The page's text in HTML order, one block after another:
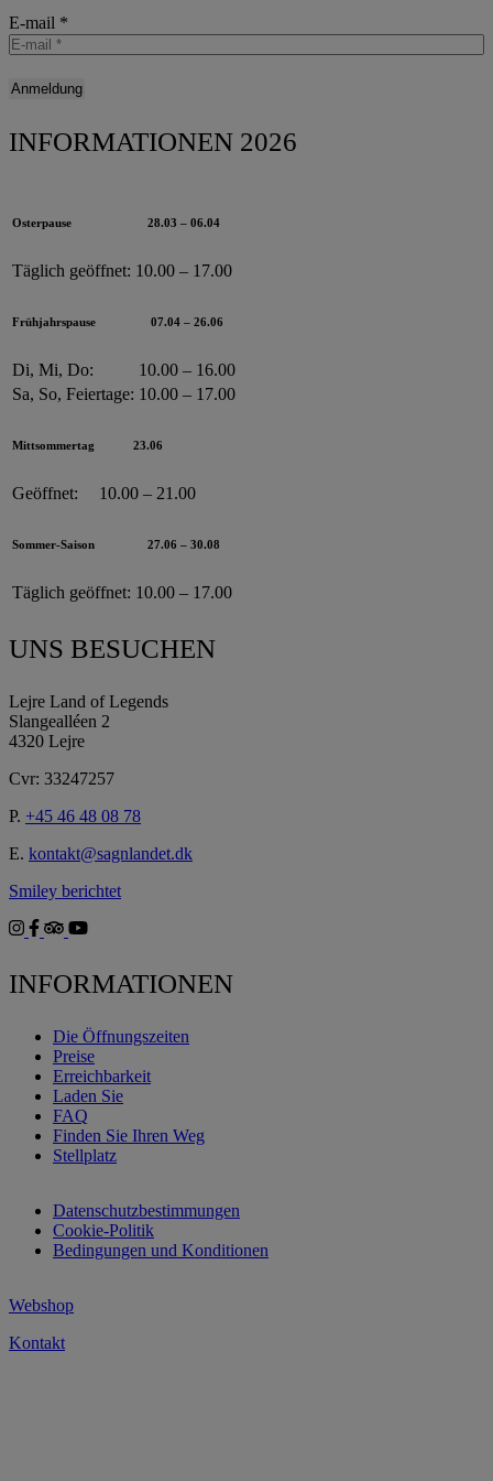
E-mail *
INFORMATIONEN 2026
Osterpause 28.03 – 06.04
Täglich geöffnet: 10.00 – 17.00
Frühjahrspause 07.04 – 26.06
Di, Mi, Do:
10.00 – 16.00
Sa, So, Feiertage: 10.00 – 17.00
Mittsommertag 23.06
Geöffnet: 10.00 – 21.00
Sommer-Saison 27.06 – 30.08
Täglich geöffnet: 10.00 – 17.00
UNS BESUCHEN
Lejre Land of Legends
Slangealléen 2
4320 Lejre
Cvr: 33247257
P. +45 46 48 08 78
E. kontakt@sagnlandet.dk
Smiley berichtet
INFORMATIONEN
Die Öffnungszeiten
Preise
Erreichbarkeit
Laden Sie
FAQ
Finden Sie Ihren Weg
Stellplatz
Datenschutzbestimmungen
Cookie-Politik
Bedingungen und Konditionen
Webshop
Kontakt